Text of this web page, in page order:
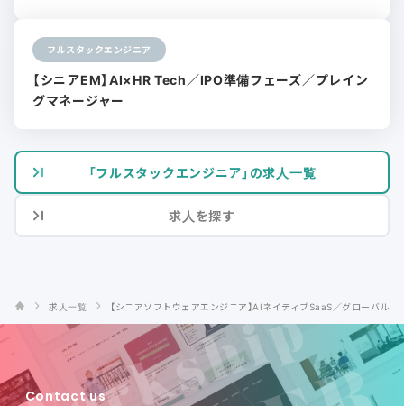
フルスタックエンジニア
【シニアEM】AI×HR Tech／IPO準備フェーズ／プレイン
グマネージャー
「フルスタックエンジニア」の求人一覧
求人を探す
求人一覧 【シニアソフトウェアエンジニア】AIネイティブSaaS／グローバル
Contact us